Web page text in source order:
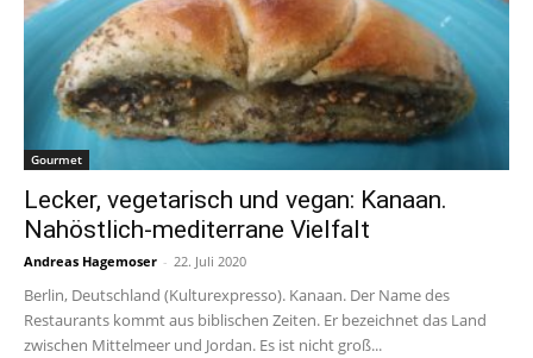
Gourmet
Lecker, vegetarisch und vegan: Kanaan.
Nahöstlich-mediterrane Vielfalt
Andreas Hagemoser - 22. Juli 2020
Berlin, Deutschland (Kulturexpresso). Kanaan. Der Name des
Restaurants kommt aus biblischen Zeiten. Er bezeichnet das Land
zwischen Mittelmeer und Jordan. Es ist nicht groß...